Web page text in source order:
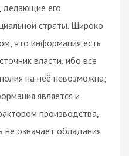
делающие его
страты. Широко
что информация есть
власти, ибо все
на неё невозможна;
является и
производства,
не означает обладания